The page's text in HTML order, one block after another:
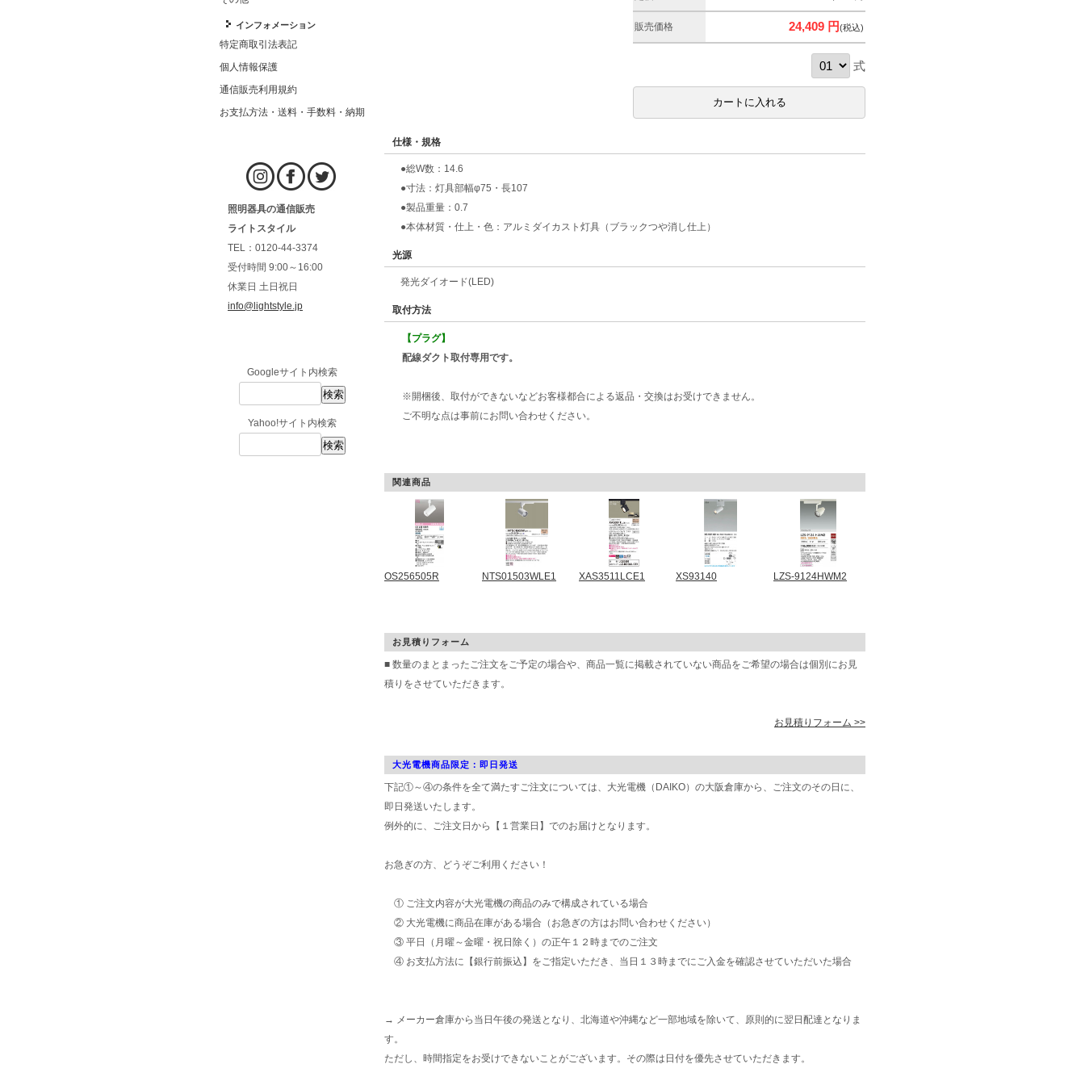
インフォメーション
特定商取引法表記
個人情報保護
通信販売利用規約
お支払方法・送料・手数料・納期
照明器具の通信販売
ライトスタイル
TEL：0120-44-3374
受付時間 9:00～16:00
休業日 土日祝日
info@lightstyle.jp
Googleサイト内検索
Yahoo!サイト内検索
販売価格 24,409 円(税込)
式
仕様・規格
●総W数：14.6
●寸法：灯具部幅φ75・長107
●製品重量：0.7
●本体材質・仕上・色：アルミダイカスト灯具（ブラックつや消し仕上）
光源
発光ダイオード(LED)
取付方法
【プラグ】
配線ダクト取付専用です。
※開梱後、取付ができないなどお客様都合による返品・交換はお受けできません。
ご不明な点は事前にお問い合わせください。
関連商品
OS256505R NTS01503WLE1 XAS3511LCE1 XS93140 LZS-9124HWM2
お見積りフォーム
■ 数量のまとまったご注文をご予定の場合や、商品一覧に掲載されていない商品をご希望の場合は個別にお見
積りをさせていただきます。
お見積りフォーム >>
大光電機商品限定：即日発送
下記①～④の条件を全て満たすご注文については、大光電機（DAIKO）の大阪倉庫から、ご注文のその日に、
即日発送いたします。
例外的に、ご注文日から【１営業日】でのお届けとなります。
お急ぎの方、どうぞご利用ください！
① ご注文内容が大光電機の商品のみで構成されている場合
② 大光電機に商品在庫がある場合（お急ぎの方はお問い合わせください）
③ 平日（月曜～金曜・祝日除く）の正午１２時までのご注文
④ お支払方法に【銀行前振込】をご指定いただき、当日１３時までにご入金を確認させていただいた場合
→ メーカー倉庫から当日午後の発送となり、北海道や沖縄など一部地域を除いて、原則的に翌日配達となりま
す。
ただし、時間指定をお受けできないことがございます。その際は日付を優先させていただきます。